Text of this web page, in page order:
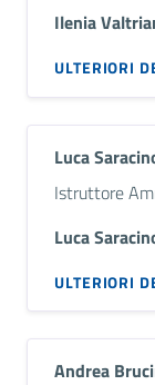
Ilenia
ULTERIORI
Luca
Descrizione
Istruttore
Luca
ULTERIORI
Andrea